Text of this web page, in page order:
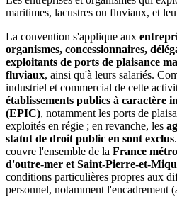
maritimes, lacustres ou fluviaux, et
La convention s'applique aux
organismes, concessionnaires,
exploitants de ports de plaisance
fluviaux, ainsi qu'à leurs salariés.
industriel et commercial de cette
établissements publics à caractère
(EPIC), notamment les ports de
exploités en régie ; en revanche, les
statut de droit public en sont exclus
couvre l'ensemble de la France
d'outre-mer et Saint-Pierre-et-
conditions particulières propres aux
personnel, notamment l'encadrement